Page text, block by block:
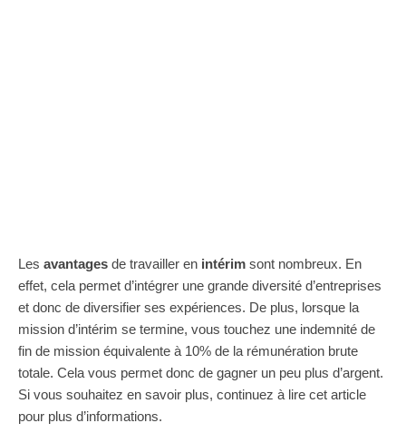
Les avantages de travailler en intérim sont nombreux. En
effet, cela permet d’intégrer une grande diversité d’entreprises
et donc de diversifier ses expériences. De plus, lorsque la
mission d’intérim se termine, vous touchez une indemnité de
fin de mission équivalente à 10% de la rémunération brute
totale. Cela vous permet donc de gagner un peu plus d’argent.
Si vous souhaitez en savoir plus, continuez à lire cet article
pour plus d’informations.